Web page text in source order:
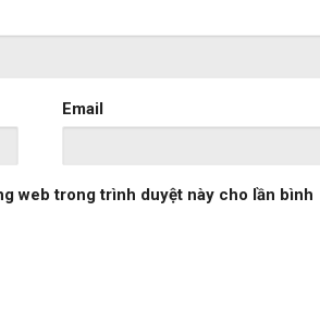
Email
web trong trình duyệt này cho lần bình